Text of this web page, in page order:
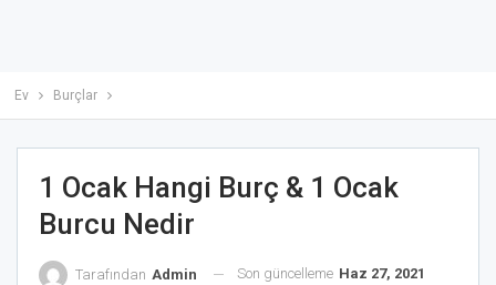
Ev Burçlar
1 Ocak Hangi Burç & 1 Ocak
Burcu Nedir
Tarafından Admin Son güncelleme Haz 27, 2021